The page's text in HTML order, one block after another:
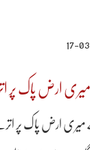
17-
ارض پاک پر
میری ارض پاک پر